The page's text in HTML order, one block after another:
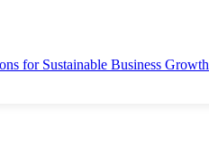
for Sustainable Business Growth
itu Sistem ERP dan Kelebihannya